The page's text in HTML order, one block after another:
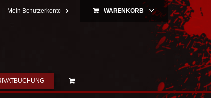
Mein Benutzerkonto WARENKORB